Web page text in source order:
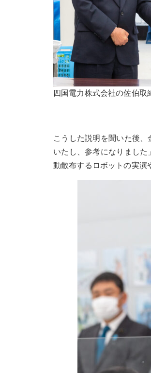
四国電力株式会社の佐伯取
こうした説明を聞いた後
いたし、参考になりまし
動散布するロボットの実演